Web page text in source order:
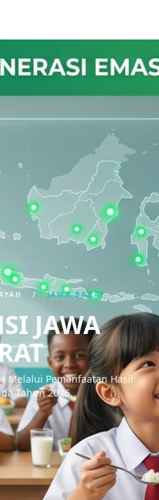
/JAWA BARAT
JAWA
Melalui Pemanfaatan Hasil
Tahun 2026.